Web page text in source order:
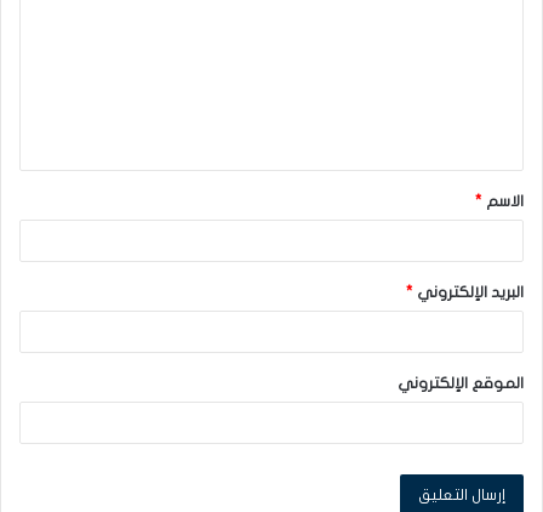
ق
*الاسم *
البريد الإلكتروني *
الموقع الإلكتروني